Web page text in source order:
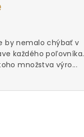
by nemalo chýbať v
každého poľovníka.
množstva výro...